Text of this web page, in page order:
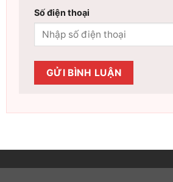
Số điện thoại